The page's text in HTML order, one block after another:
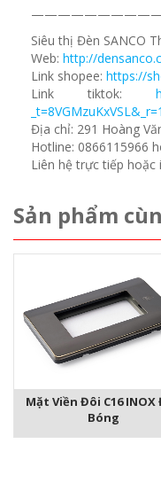
Siêu thị Đèn SANCO
Web: http://
Link shopee: https://
Link tiktok:
_t=8VGMzuKxVSL&_r=1
Địa chỉ: 291 Hoàng
Hotline: 0866115966
Liên hệ trực tiếp
Sản phẩm
Mặt Viền Đôi C16 INOX
Bóng